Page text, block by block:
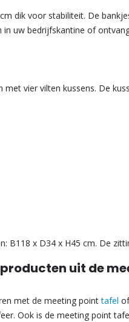
dik voor stabiliteit. De
uw bedrijfskantine of
vier vilten kussens. De
B118 x D34 x H45 cm. De
uit de
met de meeting pointtafel
Ook is de meeting point